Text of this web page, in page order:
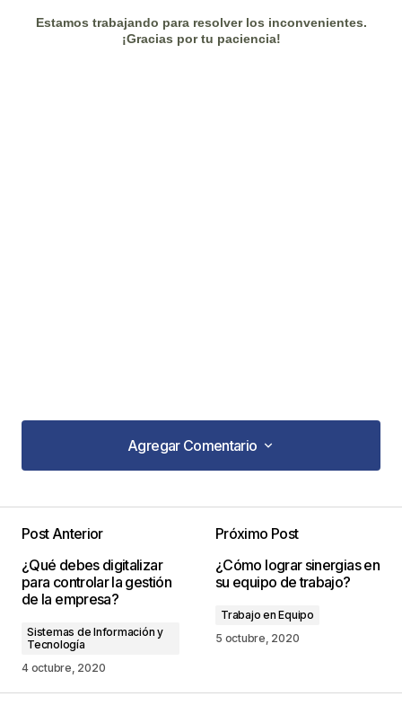
Agregar Comentario
Agregar Comentario
publicada. Los campos obligatorios están
marcados con*
Comentario*
Post Anterior
¿Qué debes digitalizar
para controlar la gestión
de la empresa?
Sistemas de Información y
Tecnología
4 octubre, 2020
Próximo Post
¿Cómo lograr sinergias en
su equipo de trabajo?
Trabajo en Equipo
5 octubre, 2020